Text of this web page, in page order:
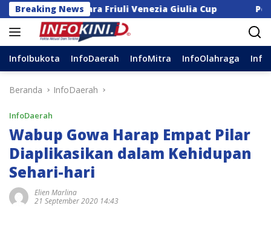
Langsung
ke
konten
Breaking News
Juara Friuli Venezia Giulia Cup Perkuat
InfoIbukota InfoDaerah InfoMitra InfoOlahraga
Beranda InfoDaerah
InfoDaerah
Wabup Gowa Harap Empat Pilar
Diaplikasikan dalam Kehidupan
Sehari-hari
Elien Marlina
21 September 2020 14:43